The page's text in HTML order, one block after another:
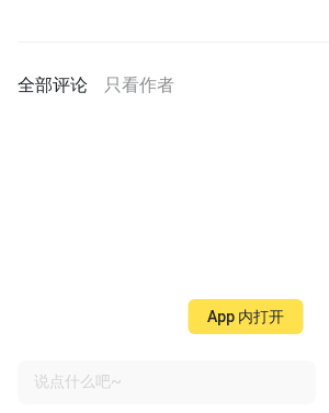
全部评论 只看作者
说点什么吧~
App 内打开